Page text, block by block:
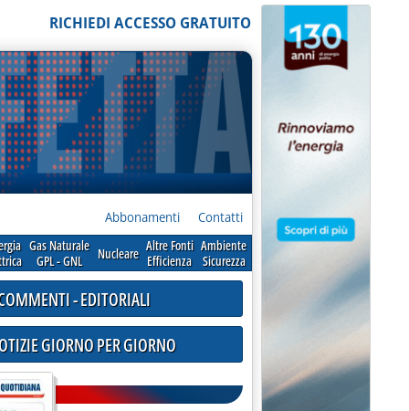
RICHIEDI ACCESSO GRATUITO
Abbonamenti Contatti
Gas Naturale
GPL - GNL
Nucleare Altre Fonti
Efficienza
Ambiente
Sicurezza
- EDITORIALI
GIORNO PER GIORNO